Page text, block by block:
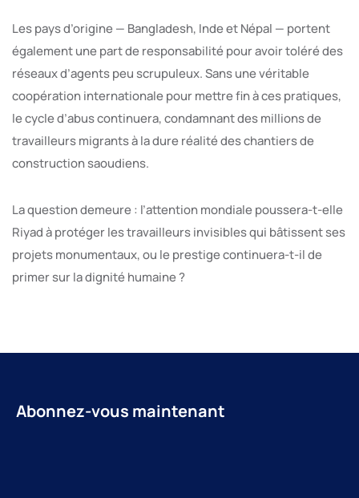
Les pays d’origine — Bangladesh, Inde et Népal — portent
également une part de responsabilité pour avoir toléré des
réseaux d’agents peu scrupuleux. Sans une véritable
coopération internationale pour mettre fin à ces pratiques,
le cycle d’abus continuera, condamnant des millions de
travailleurs migrants à la dure réalité des chantiers de
construction saoudiens.
La question demeure : l’attention mondiale poussera-t-elle
Riyad à protéger les travailleurs invisibles qui bâtissent ses
projets monumentaux, ou le prestige continuera-t-il de
primer sur la dignité humaine ?
Abonnez-vous maintenant